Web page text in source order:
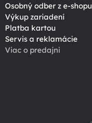
Osobný odber z e-shopu
Výkup zariadení
Platba kartou
Servis a reklamácie
Viac o predajni